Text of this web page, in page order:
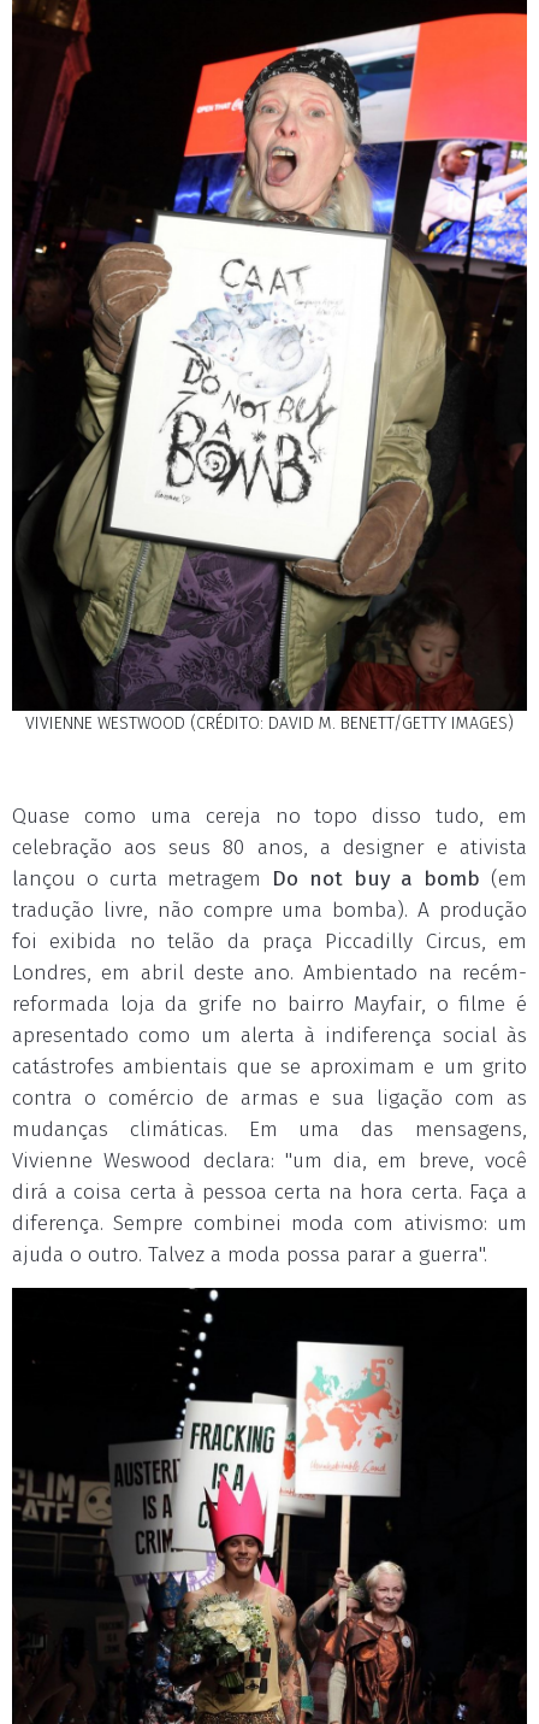
VIVIENNE WESTWOOD (CRÉDITO: DAVID M. BENETT/GETTY IMAGES)
Quase como uma cereja no topo disso tudo, em
celebração aos seus 80 anos, a designer e ativista
lançou o curta metragem Do not buy a bomb (em
tradução livre, não compre uma bomba). A produção
foi exibida no telão da praça Piccadilly Circus, em
Londres, em abril deste ano. Ambientado na recém-
reformada loja da grife no bairro Mayfair, o filme é
apresentado como um alerta à indiferença social às
catástrofes ambientais que se aproximam e um grito
contra o comércio de armas e sua ligação com as
mudanças climáticas. Em uma das mensagens,
Vivienne Weswood declara: "um dia, em breve, você
dirá a coisa certa à pessoa certa na hora certa. Faça a
diferença. Sempre combinei moda com ativismo: um
ajuda o outro. Talvez a moda possa parar a guerra".